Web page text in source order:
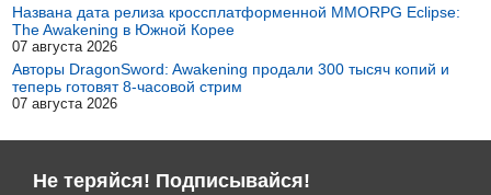
Названа дата релиза кроссплатформенной MMORPG Eclipse:
The Awakening в Южной Корее
07 августа 2026
Авторы DragonSword: Awakening продали 300 тысяч копий и
теперь готовят 8-часовой стрим
07 августа 2026
Не теряйся! Подписывайся!